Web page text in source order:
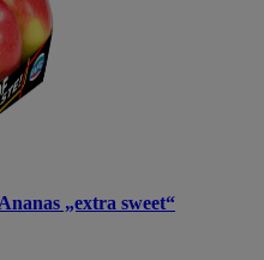
„extra sweet“